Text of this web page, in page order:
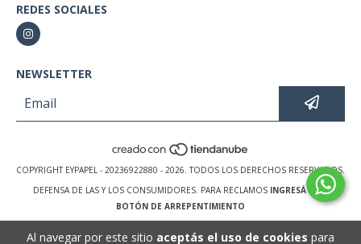
Al navegar por este sitio aceptás el uso de cookies para
REDES SOCIALES
NEWSLETTER
COPYRIGHT EYPAPEL - 20236922880 - 2026. TODOS LOS DERECHOS RESERVADOS.
DEFENSA DE LAS Y LOS CONSUMIDORES. PARA RECLAMOS INGRESÁ ACÁ.
BOTÓN DE ARREPENTIMIENTO